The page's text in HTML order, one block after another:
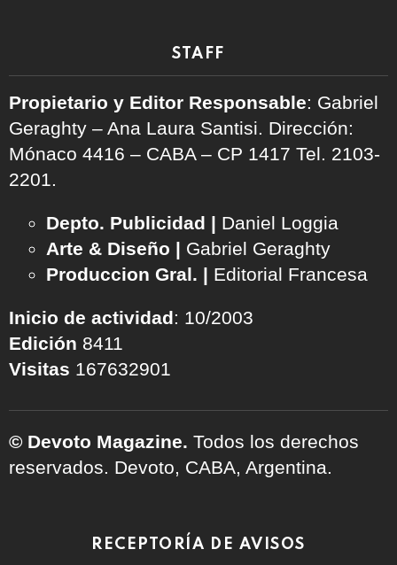
STAFF
Propietario y Editor Responsable: Gabriel
Geraghty – Ana Laura Santisi. Dirección:
Mónaco 4416 – CABA – CP 1417 Tel. 2103-
2201.
Depto. Publicidad | Daniel Loggia
Arte & Diseño | Gabriel Geraghty
Produccion Gral. | Editorial Francesa
Inicio de actividad: 10/2003
Edición 8411
Visitas 167632901
© Devoto Magazine. Todos los derechos
reservados. Devoto, CABA, Argentina.
RECEPTORÍA DE AVISOS